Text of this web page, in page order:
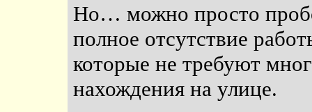
Но… можно просто
полное отсутствие
которые не требуют
нахождения на улице.